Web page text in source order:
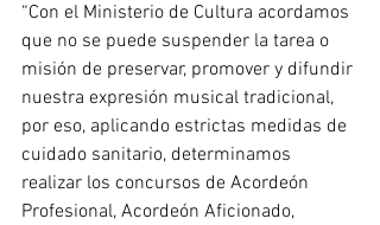
“Con el Ministerio de Cultura acordamos
que no se puede suspender la tarea o
misión de preservar, promover y difundir
nuestra expresión musical tradicional,
por eso, aplicando estrictas medidas de
cuidado sanitario, determinamos
realizar los concursos de Acordeón
Profesional, Acordeón Aficionado,